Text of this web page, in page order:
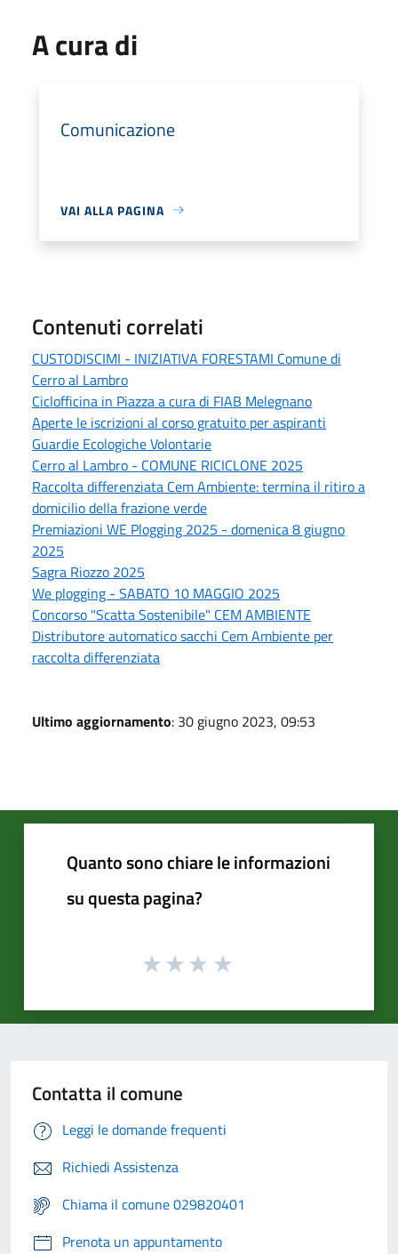
A cura di
Comunicazione
VAI ALLA PAGINA
Contenuti correlati
CUSTODISCIMI - INIZIATIVA FORESTAMI Comune di
Cerro al Lambro
Ciclofficina in Piazza a cura di FIAB Melegnano
Aperte le iscrizioni al corso gratuito per aspiranti
Guardie Ecologiche Volontarie
Cerro al Lambro - COMUNE RICICLONE 2025
Raccolta differenziata Cem Ambiente: termina il ritiro a
domicilio della frazione verde
Premiazioni WE Plogging 2025 - domenica 8 giugno
2025
Sagra Riozzo 2025
We plogging - SABATO 10 MAGGIO 2025
Concorso "Scatta Sostenibile" CEM AMBIENTE
Distributore automatico sacchi Cem Ambiente per
raccolta differenziata
Ultimo aggiornamento: 30 giugno 2023, 09:53
Quanto sono chiare le informazioni
su questa pagina?
Contatta il comune
Leggi le domande frequenti
Richiedi Assistenza
Chiama il comune 029820401
Prenota un appuntamento